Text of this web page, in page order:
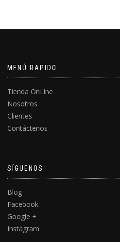
MENÚ RAPIDO
Tienda OnLine
Nosotros
Clientes
Contáctenos
SÍGUENOS
Blog
Facebook
Google +
Instagram